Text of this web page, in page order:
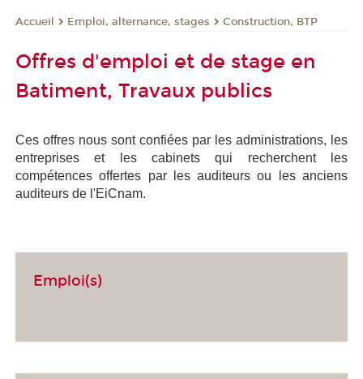
Accueil Emploi, alternance, stages Construction, BTP
Offres d'emploi et de stage en
Batiment, Travaux publics
Ces offres nous sont confiées par les administrations, les
entreprises et les cabinets qui recherchent les
compétences offertes par les auditeurs ou les anciens
auditeurs de l'EiCnam.
Emploi(s)